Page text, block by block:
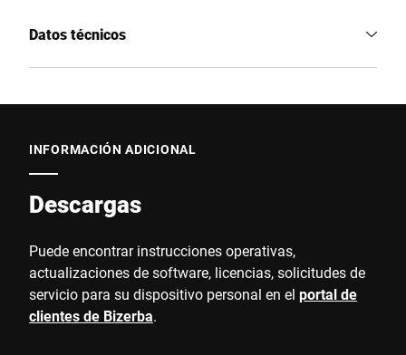
Datos técnicos
INFORMACIÓN ADICIONAL
Descargas
Puede encontrar instrucciones operativas,
actualizaciones de software, licencias, solicitudes de
servicio para su dispositivo personal en el portal de
clientes de Bizerba.